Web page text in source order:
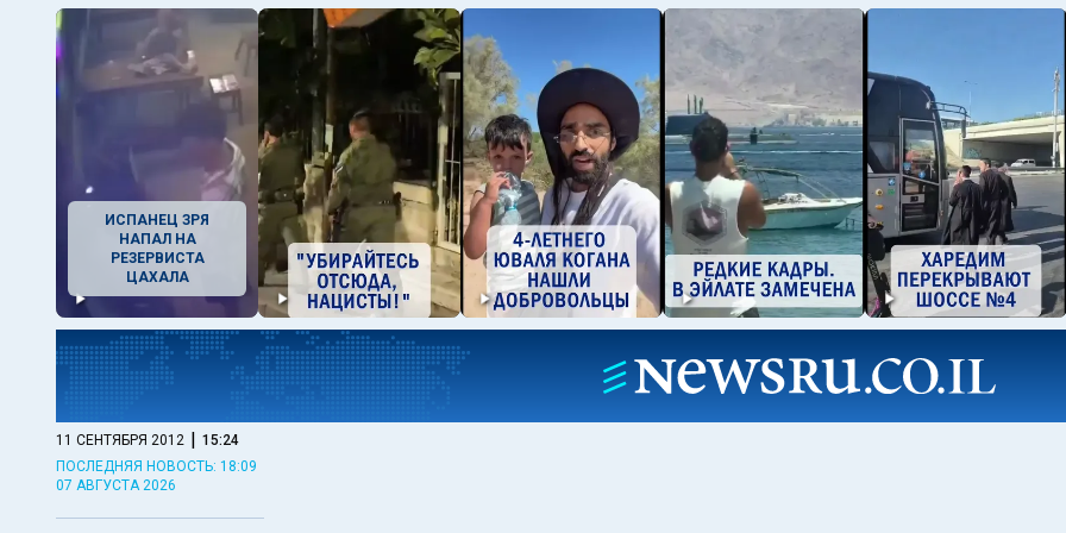
ИСПАНЕЦ ЗРЯ
НАПАЛ НА
РЕЗЕРВИСТА
ЦАХАЛА
11 СЕНТЯБРЯ 2012 | 15:24
ПОСЛЕДНЯЯ НОВОСТЬ: 18:09
07 АВГУСТА 2026